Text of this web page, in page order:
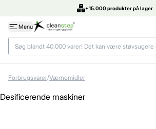
+15.000 produkter på lager
Menu
Forbrugsvarer/Værnemidler
Desificerende maskiner